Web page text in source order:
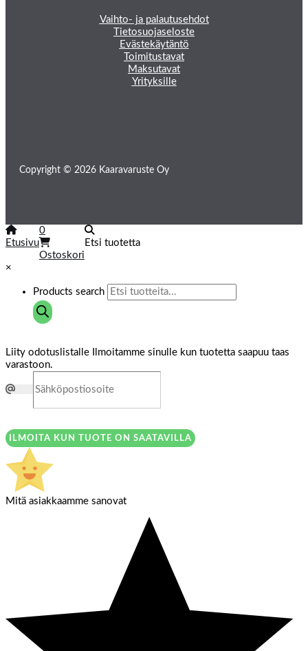
Vaihto- ja palautusehdot
Tietosuojaseloste
Evästekäytäntö
Toimitustavat
Maksutavat
Yrityksille
Copyright © 2026 Kaaravaruste Oy
Etusivu
0
Ostoskori
Etsi tuotetta
×
Products search
Liity odotuslistalle
Ilmoitamme sinulle kun tuotetta saapuu taas
varastoon.
ILMOITA KUN TUOTE ON SAATAVILLA
Mitä asiakkaamme sanovat